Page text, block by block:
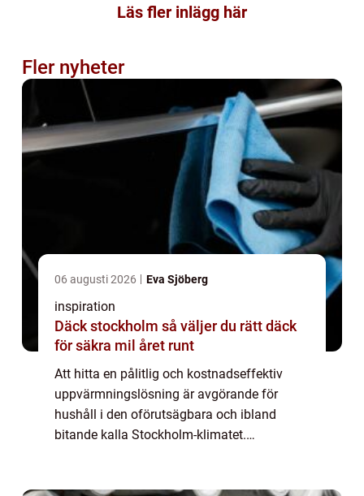
Läs fler inlägg här
Fler nyheter
06 augusti 2026 Eva Sjöberg
inspiration
Däck stockholm så väljer du rätt däck
för säkra mil året runt
Att hitta en pålitlig och kostnadseffektiv
uppvärmningslösning är avgörande för
hushåll i den oförutsägbara och ibland
bitande kalla Stockholm-klimatet.